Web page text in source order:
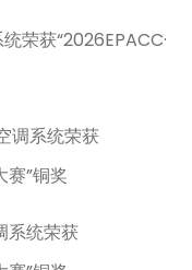
荣获“2026EPACC·
调系统荣获
赛”铜奖
系统荣获